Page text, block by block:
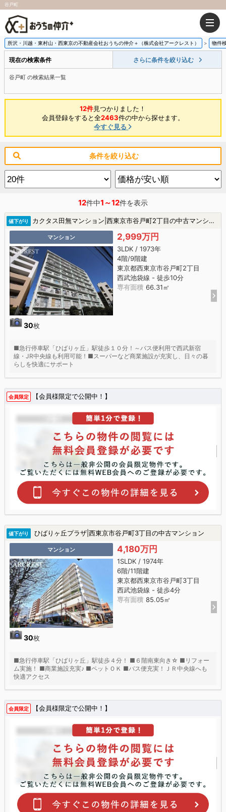
谷戸町
所沢・川越・東村山・西東京の不動産会社おうちの仲介＋（株式会社アークレスト） 物件
現在の検索条件 さらに条件を絞り込む
谷戸町 の検索結果一覧
12件見つかりました！
会員登録をすると全2463件の中から探せます。
今すぐ見る
条件を絞り込む
12件中1～12件を表示
値下がり カクタス田無マンション|西東京市谷戸町2丁目の中古マンション
マンション
30枚
2,999万円
3LDK / 1973年
4階/9階建
東京都西東京市谷戸町2丁目
西武池袋線 - 徒歩10分
専有面積 66.31㎡
■急行停車駅「ひばりヶ丘」駅徒歩１０分！～バス便利用で西武新宿
線・JR中央線も利用可能！■スーパーなど商業施設が充実し、日々の暮
らしを快適にサポート
会員限定 【会員様限定で公開中！】
値下がり ひばりヶ丘プラザ|西東京市谷戸町3丁目の中古マンション
マンション
30枚
4,180万円
1SLDK / 1974年
6階/11階建
東京都西東京市谷戸町3丁目
西武池袋線 - 徒歩4分
専有面積 85.05㎡
■急行停車駅「ひばりヶ丘」駅徒歩４分！ ■６階南東向き☆ ■リフォー
ム実施！ ■商業施設充実♪ ■ペットＯＫ ■バス便充実！ＪＲ中央線へも
快適アクセス
会員限定 【会員様限定で公開中！】